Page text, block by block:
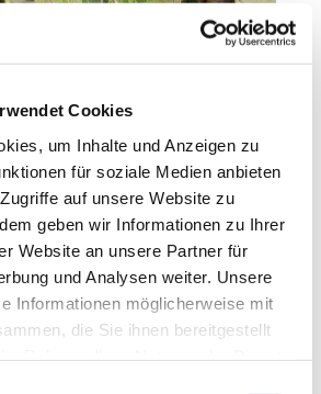
Cookies
um Inhalte und Anzeigen zu
für soziale Medien anbieten
auf unsere Website zu
geben wir Informationen zu Ihrer
Website an unsere Partner für
und Analysen weiter. Unsere
Informationen möglicherweise mit
die Sie ihnen bereitgestellt
und das Ergebnis ist bei ca. 20
ist das Projekt auf 400
Verkaufserlösen soll ein Haus
der Honig professionell
werden soll. Dieses Angebot
für alle Imker in Machame genutzt
für die Zusammenarbeit in der
mit der Berufsschule ebenfalls